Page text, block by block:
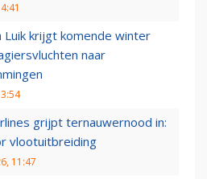
Luik krijgt komende winter
naar
grijpt ternauwernood in:
vlootuitbreiding
11:47